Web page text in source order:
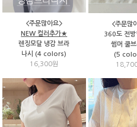
<주문많아요>
NEW 컬러추가★
렌징모달 냉감 브라
나시 (4 colors)
16,300원
<주문많
360도 전방
썸머 쿨
(5